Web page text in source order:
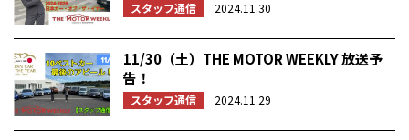
スタッフ通信 2024.11.30
11/30（土）THE MOTOR WEEKLY 放送予
告！
スタッフ通信 2024.11.29